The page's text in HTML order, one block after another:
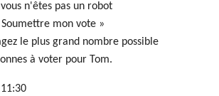
n'êtes pas un robot
mon vote »
le plus grand nombre possible
à voter pour Tom.